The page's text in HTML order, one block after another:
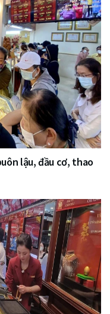
lậu, đầu cơ, thao